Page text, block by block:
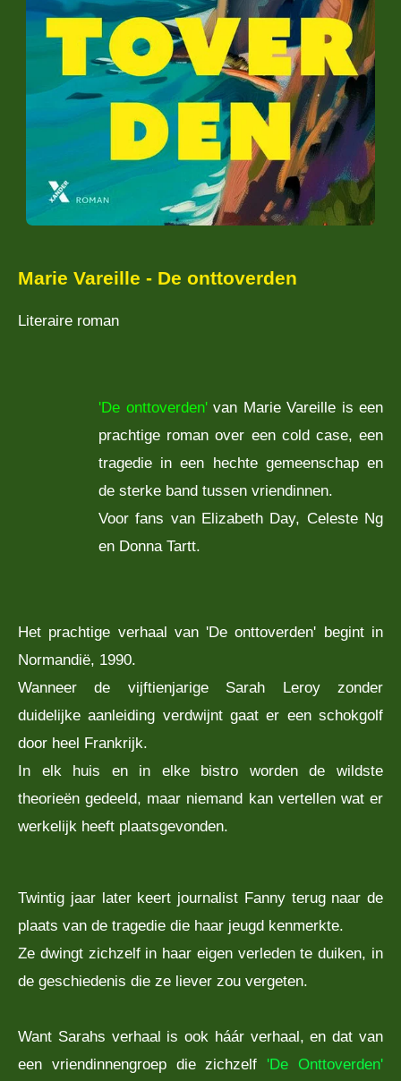
Marie Vareille - De onttoverden
Literaire roman
'De onttoverden'van Marie Vareille is een
prachtige roman over een cold case, een
tragedie in een hechte gemeenschap en
de sterke band tussen vriendinnen.
Voor fans van Elizabeth Day, Celeste Ng
en Donna Tartt.
Het prachtige verhaal van 'De onttoverden' begint in
Normandië, 1990.
Wanneer de vijftienjarige Sarah Leroy zonder
duidelijke aanleiding verdwijnt gaat er een schokgolf
door heel Frankrijk.
In elk huis en in elke bistro worden de wildste
theorieën gedeeld, maar niemand kan vertellen wat er
werkelijk heeft plaatsgevonden.
Twintig jaar later keert journalist Fanny terug naar de
plaats van de tragedie die haar jeugd kenmerkte.
Ze dwingt zichzelf in haar eigen verleden te duiken, in
de geschiedenis die ze liever zou vergeten.
Want Sarahs verhaal is ook háár verhaal, en dat van
een vriendinnengroep die zichzelf 'De Onttoverden'